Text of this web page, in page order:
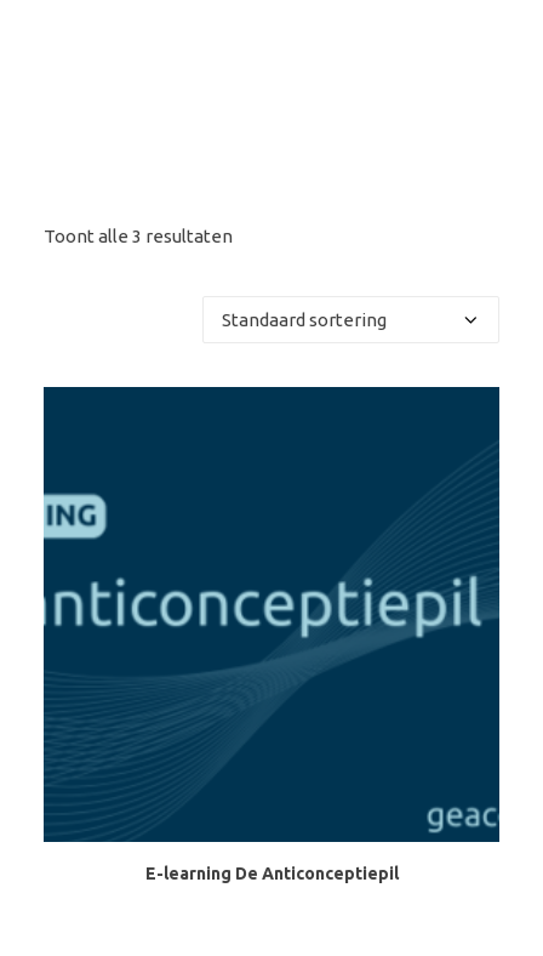
Toont alle 3 resultaten
LEES VERDER
E-learning De Anticonceptiepil